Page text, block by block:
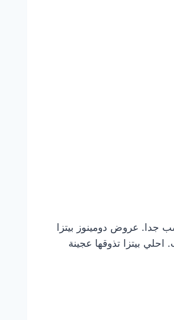
مناسب جدا. عروض دومينوز بيتزا
بيتزا تذوقها عجينة